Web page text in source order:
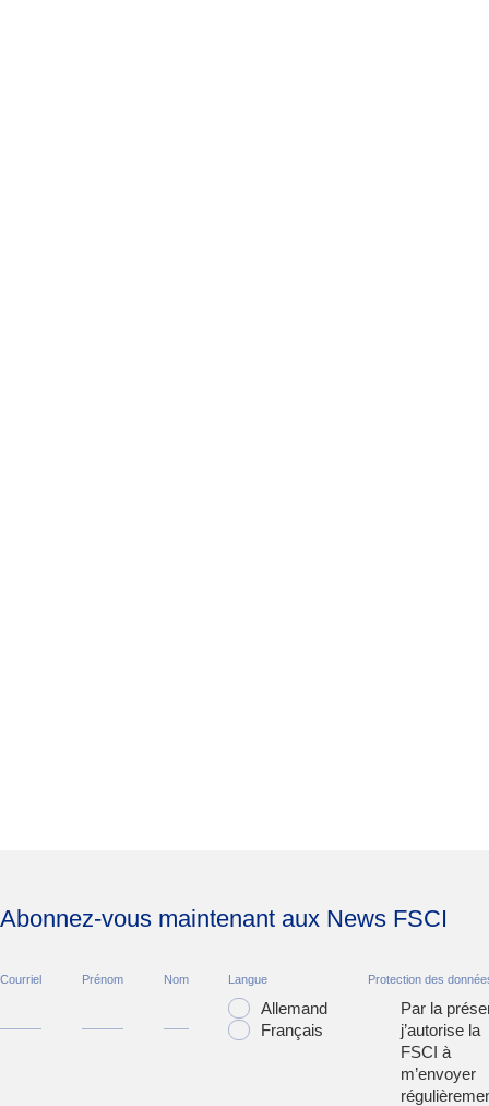
Abonnez-vous maintenant aux News FSCI
Courriel Prénom Nom Langue
Allemand
Français
Protection des
Par la
j’autorise la
FSCI à
m’envoyer